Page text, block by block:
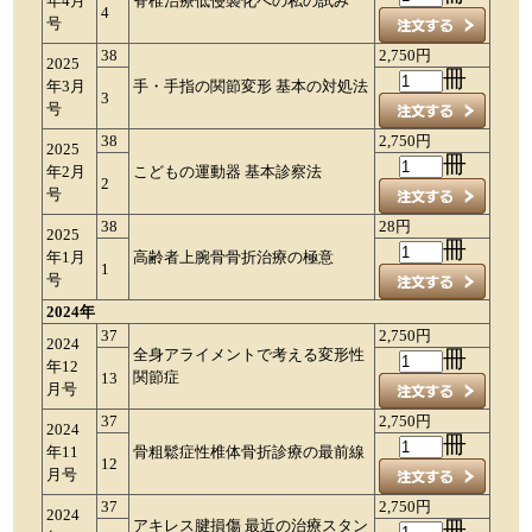
号
4
2025
年3月
号
38
手・手指の関節変形 基本の対処法
2,750円
3
冊
2025
年2月
号
38
こどもの運動器 基本診察法
2,750円
2
冊
2025
年1月
号
38
高齢者上腕骨骨折治療の極意
28円
1
冊
2024年
2024
年12
月号
37
全身アライメントで考える変形性
関節症
2,750円
13
冊
2024
年11
月号
37
骨粗鬆症性椎体骨折診療の最前線
2,750円
12
冊
2024
37
アキレス腱損傷 最近の治療スタン
2,750円